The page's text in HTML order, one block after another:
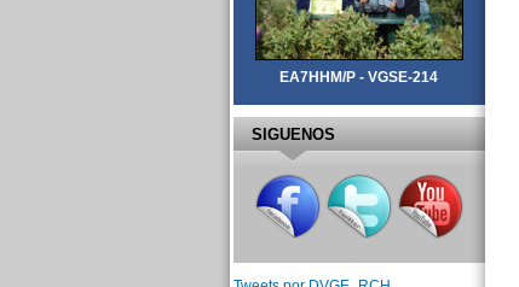
EA7HHM/P - VGSE-214
SIGUENOS